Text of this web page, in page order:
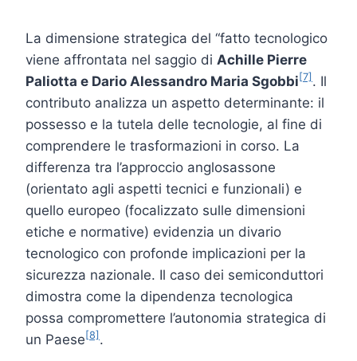
La dimensione strategica del “fatto tecnologico
viene affrontata nel saggio di Achille Pierre
Paliotta e Dario Alessandro Maria Sgobbi [7] . Il
contributo analizza un aspetto determinante: il
possesso e la tutela delle tecnologie, al fine di
comprendere le trasformazioni in corso. La
differenza tra l’approccio anglosassone
(orientato agli aspetti tecnici e funzionali) e
quello europeo (focalizzato sulle dimensioni
etiche e normative) evidenzia un divario
tecnologico con profonde implicazioni per la
sicurezza nazionale. Il caso dei semiconduttori
dimostra come la dipendenza tecnologica
possa compromettere l’autonomia strategica di
un Paese [8] .